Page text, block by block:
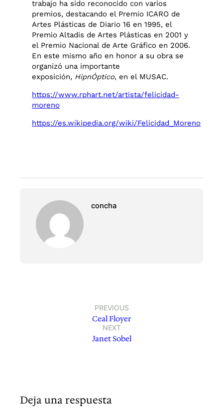
trabajo ha sido reconocido con varios
premios, destacando el Premio ICARO de
Artes Plásticas de Diario 16 en 1995, el
Premio Altadis de Artes Plásticas en 2001 y
el Premio Nacional de Arte Gráfico en 2006.
En este mismo año en honor a su obra se
organizó una importante
exposición, HipnÓptico, en el MUSAC.
https://www.rphart.net/artista/felicidad-
moreno
https://es.wikipedia.org/wiki/Felicidad_Moreno
concha
PREVIOUS
Ceal Floyer
NEXT
Janet Sobel
Deja una respuesta